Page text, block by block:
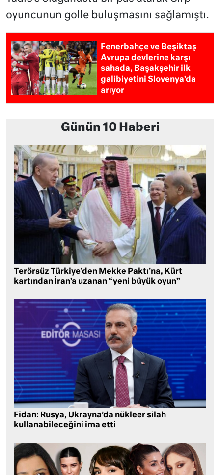
oyuncunun golle buluşmasını sağlamıştı.
Fenerbahçe ve Beşiktaş
Avrupa devlerine karşı
sahada, Başakşehir ilk
galibiyetini Slovenya’da
arıyor
Günün 10 Haberi
Terörsüz Türkiye’den Mekke Paktı’na, Kürt
kartından İran’a uzanan “yeni büyük oyun”
Fidan: Rusya, Ukrayna’da nükleer silah
kullanabileceğini ima etti